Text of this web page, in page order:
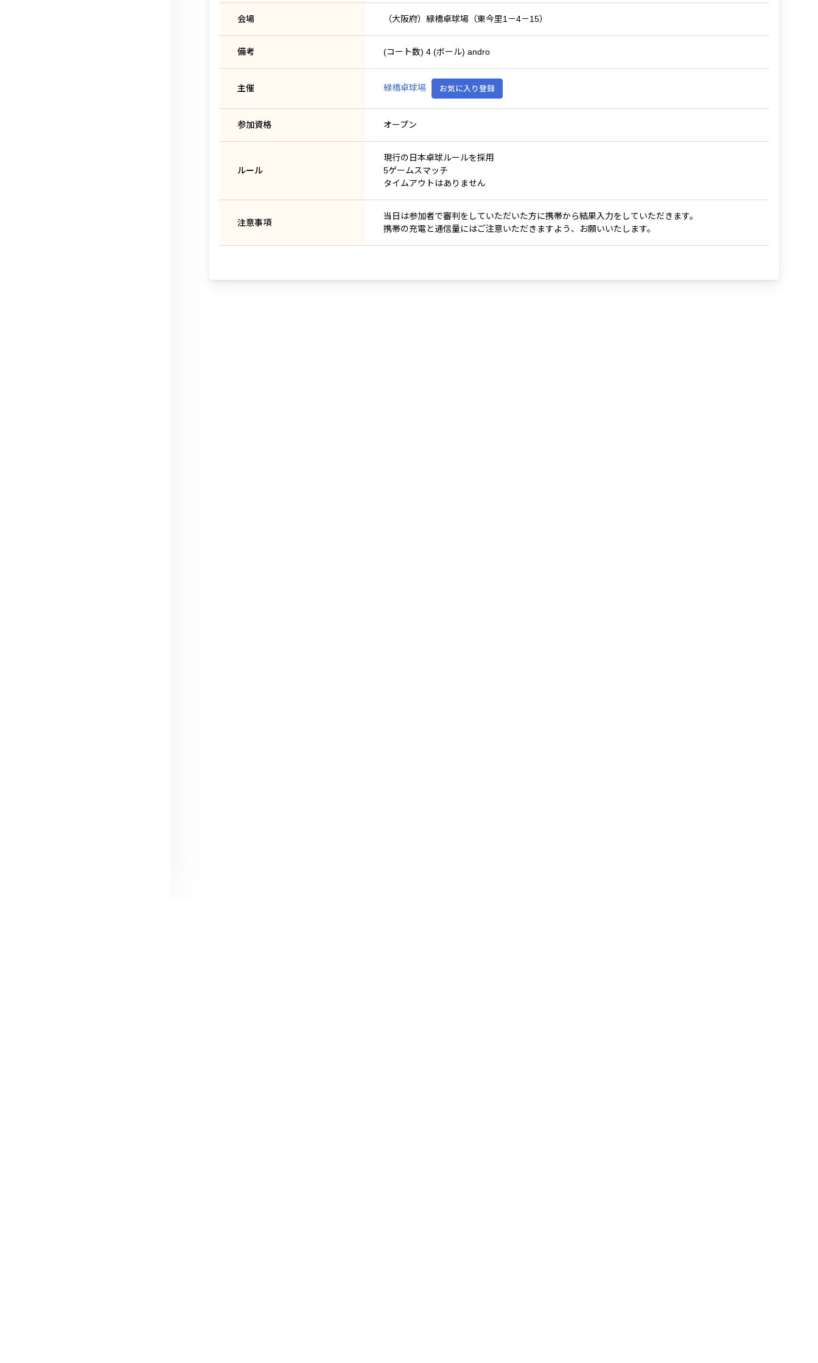
会場 （大阪府）緑橋卓球場（東今里1－4－15）
備考 (コート数) 4 (ボール) andro
主催 緑橋卓球場 お気に入り登録
参加資格 オープン
ルール
現行の日本卓球ルールを採用
5ゲームスマッチ
タイムアウトはありません
注意事項
当日は参加者で審判をしていただいた方に携帯から結果入力をしていただきます。
携帯の充電と通信量にはご注意いただきますよう、お願いいたします。